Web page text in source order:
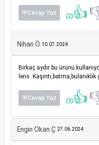
💬Cevap Yaz (2) 👍
Nihan Ö 10.07.2024
Birkaç aydır bu ürünü
lens.
💬Cevap Yaz (3) 👍
Engin Okan Ç 27.06.2024